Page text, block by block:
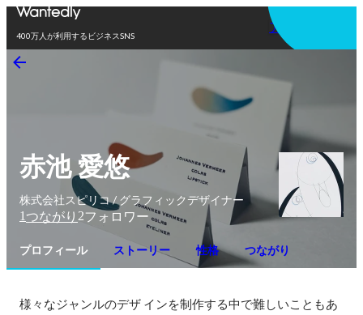
400万人が利用するビジネスSNS
アプリを使う
赤池 愛悠
株式会社スピリコ / グラフィックデザイナー
1つながり 2フォロワー
プロフィール ストーリー 性格 つながり
様々なジャンルのデザ インを制作する中で難しいこともあ